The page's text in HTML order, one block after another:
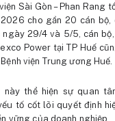
Sài Gòn – Phan Rang
cho gần 20 cán bộ,
ngày 29/4 và 5/5, cán
Power tại TP Huế
viện Trung ương Huế.
này thể hiện sự quan
tố cốt lõi quyết định
vững của doanh nghiệp.